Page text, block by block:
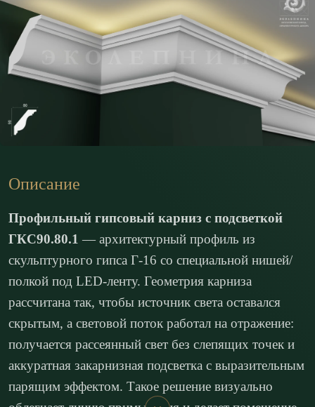
Описание
Профильный гипсовый карниз с подсветкой
ГКС90.80.1 — архитектурный профиль из
скульптурного гипса Г-16 со специальной нишей/
полкой под LED-ленту. Геометрия карниза
рассчитана так, чтобы источник света оставался
скрытым, а световой поток работал на отражение:
получается рассеянный свет без слепящих точек и
аккуратная закарнизная подсветка с выразительным
парящим эффектом. Такое решение визуально